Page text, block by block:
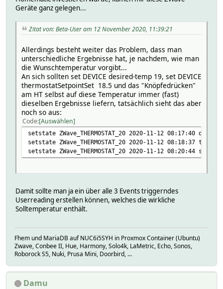
Geräte ganz gelegen...
Zitat von: Beta-User am 12 November 2020, 11:39:21
Allerdings besteht weiter das Problem, dass man
unterschiedliche Ergebnisse hat, je nachdem, wie man
die Wunschtemperatur vorgibt...
An sich sollten set DEVICE desired-temp 19, set DEVICE
thermostatSetpointSet 18.5 und das "Knöpfedrücken"
am HT selbst auf diese Temperatur immer (fast)
dieselben Ergebnisse liefern, tatsächlich sieht das aber
noch so aus:
Code Auswählen
setstate ZWave_THERMOSTAT_20 2020-11-12 08:17:40
setstate ZWave_THERMOSTAT_20 2020-11-12 08:18:37
setstate ZWave_THERMOSTAT_20 2020-11-12 08:20:44
Damit sollte man ja ein über alle 3 Events triggerndes
Userreading erstellen können, welches die wirkliche
Solltemperatur enthält.
Fhem und MariaDB auf NUC6i5SYH in Proxmox Container (Ubuntu)
Zwave, Conbee II, Hue, Harmony, Solo4k, LaMetric, Echo, Sonos,
Roborock S5, Nuki, Prusa Mini, Doorbird, ...
Damu